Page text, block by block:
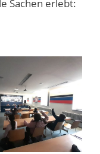
Sachen erlebt: